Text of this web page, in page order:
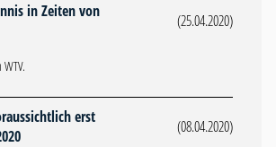
in Zeiten von
(25.04.2020)
erst
(08.04.2020)